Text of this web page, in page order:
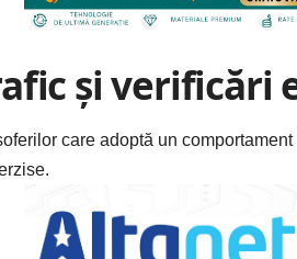
și verificări
care adoptă un